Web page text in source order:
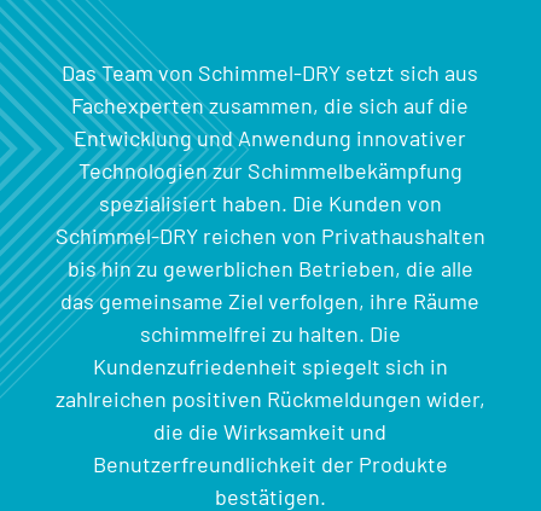
Das Team von Schimmel-DRY setzt sich aus
Fachexperten zusammen, die sich auf die
Entwicklung und Anwendung innovativer
Technologien zur Schimmelbekämpfung
spezialisiert haben. Die Kunden von
Schimmel-DRY reichen von Privathaushalten
bis hin zu gewerblichen Betrieben, die alle
das gemeinsame Ziel verfolgen, ihre Räume
schimmelfrei zu halten. Die
Kundenzufriedenheit spiegelt sich in
zahlreichen positiven Rückmeldungen wider,
die die Wirksamkeit und
Benutzerfreundlichkeit der Produkte
bestätigen.